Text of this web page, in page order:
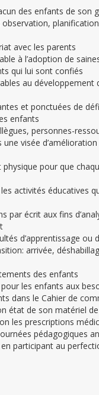
des enfants de son
observation,
avec les parents
à l’adoption de
qui lui sont confiés
au développement
et ponctuées de
enfants
personnes-
visée
pour que
activités éducatives
écrit aux fins
d’apprentissage ou
arrivée,
des enfants
les enfants aux
dans le Cahier de
état de son matériel
les prescriptions
pédagogiques
participant au